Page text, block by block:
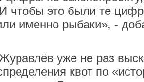
чтобы это были те
именно рыбаки», -
уже не раз
квот по